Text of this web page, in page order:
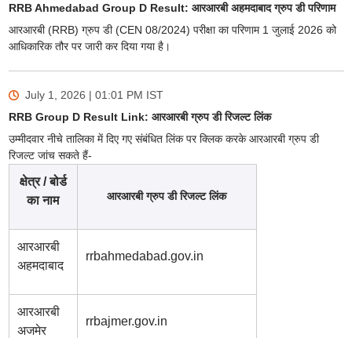
RRB Ahmedabad Group D Result: आरआरबी अहमदाबाद ग्रुप डी परिणाम
आरआरबी (RRB) ग्रुप डी (CEN 08/2024) परीक्षा का परिणाम 1 जुलाई 2026 को
आधिकारिक तौर पर जारी कर दिया गया है।
July 1, 2026 | 01:01 PM IST
RRB Group D Result Link: आरआरबी ग्रुप डी रिजल्ट लिंक
उम्मीदवार नीचे तालिका में दिए गए संबंधित लिंक पर क्लिक करके आरआरबी ग्रुप डी
रिजल्ट जांच सकते हैं-
क्षेत्र / बोर्ड
का नाम
आरआरबी ग्रुप डी रिजल्ट लिंक
आरआरबी
अहमदाबाद
rrbahmedabad.gov.in
आरआरबी
अजमेर
rrbajmer.gov.in